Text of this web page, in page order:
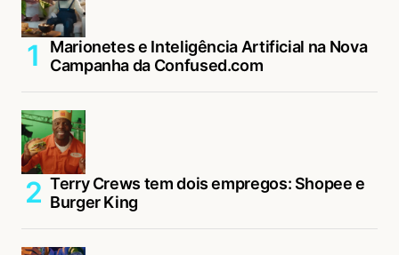
Marionetes e Inteligência Artificial na Nova
Campanha da Confused.com
Terry Crews tem dois empregos: Shopee e
Burger King